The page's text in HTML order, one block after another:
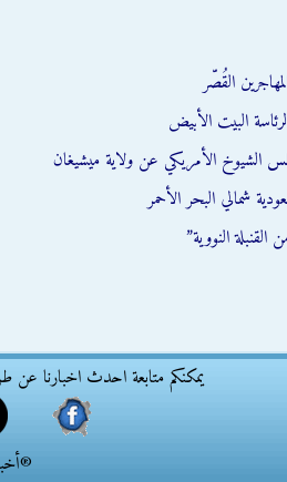
القُصّر
البيت الأبيض
الشيوخ الأمريكي عن ولاية ميشيغان
شمالي البحر الأحمر
النووية”
يمكنكم متابعة احدث اخبارنا عن